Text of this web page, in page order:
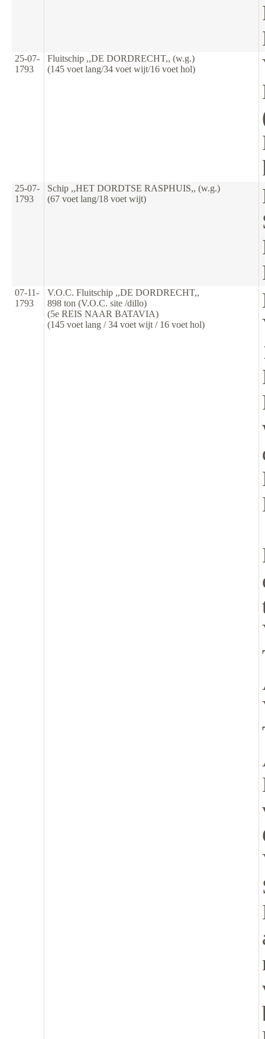
25-07-
1793
Fluitschip ,,DE DORDRECHT,, (w.g.)
(145 voet lang/34 voet wijt/16 voet hol)
25-07-
1793
Schip ,,HET DORDTSE RASPHUIS,, (w.g.)
(67 voet lang/18 voet wijt)
07-11-
1793
V.O.C. Fluitschip ,,DE DORDRECHT,,
898 ton (V.O.C. site /dillo)
(5e REIS NAAR BATAVIA)
(145 voet lang / 34 voet wijt / 16 voet hol)